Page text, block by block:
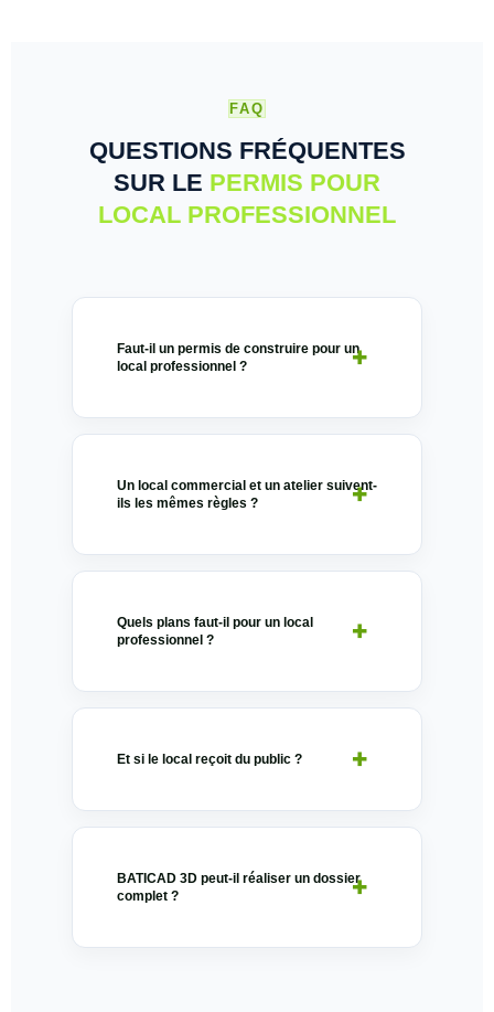
FAQ
QUESTIONS FRÉQUENTES
SUR LE PERMIS POUR
LOCAL PROFESSIONNEL
Faut-il un permis de construire pour un
local professionnel ?
Un local commercial et un atelier suivent-
ils les mêmes règles ?
Quels plans faut-il pour un local
professionnel ?
Et si le local reçoit du public ?
BATICAD 3D peut-il réaliser un dossier
complet ?